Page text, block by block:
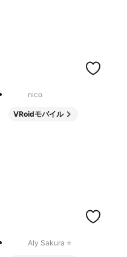
nico
VRoidモバイル
Aly Sakura ⭐️